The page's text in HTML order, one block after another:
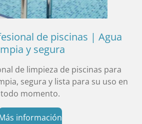
de piscinas | Agua
y segura
de limpieza de piscinas para
segura y lista para su uso en
todo momento.
información